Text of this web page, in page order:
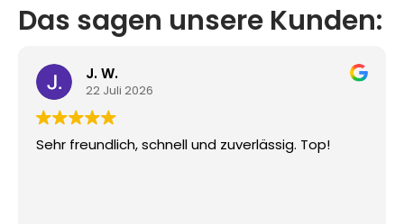
Das sagen unsere Kunden:
J. W.
22 Juli 2026
Sehr freundlich, schnell und zuverlässig. Top!